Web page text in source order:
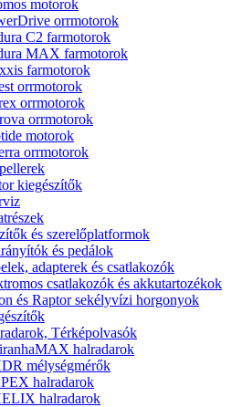
motorok
orrmotorok
C2 farmotorok
MAX farmotorok
farmotorok
orrmotorok
orrmotorok
orrmotorok
motorok
orrmotorok
kiegészítők
és szerelőplatformok
és pedálok
adapterek és csatlakozók
csatlakozók és akkutartozékok
és Raptor sekélyvízi horgonyok
Térképolvasók
halradarok
mélységmérők
halradarok
halradarok